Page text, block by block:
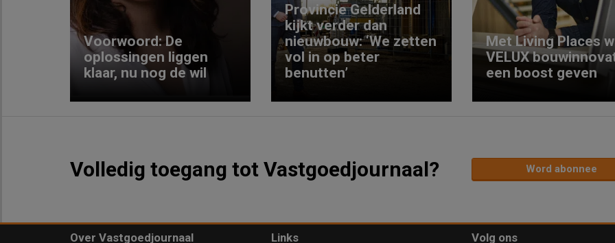
Voorwoord: De
oplossingen liggen
klaar, nu nog de wil
Provincie Gelderland
kijkt verder dan
nieuwbouw: ‘We zetten
vol in op beter
benutten’
Met Living Places
VELUX
een boost geven
Volledig toegang tot Vastgoedjournaal? Word abonnee
Over Vastgoedjournaal Links Volg ons